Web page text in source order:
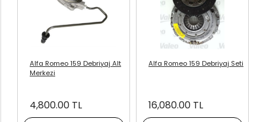
Alfa Romeo 159 Debriyaj Alt
Merkezi
4,800.00 TL
Alfa Romeo 159 Debriyaj Seti
16,080.00 TL